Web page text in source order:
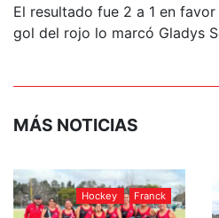
El resultado fue 2 a 1 en
gol del rojo lo marcó Gladys
MÁS NOTICIAS
Hockey Franck